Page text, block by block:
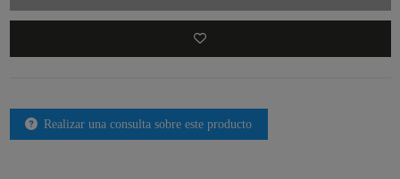
Realizar una consulta sobre este producto